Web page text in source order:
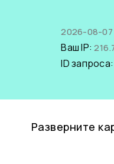
2026-08-07
Ваш IP:
ID
Разверните